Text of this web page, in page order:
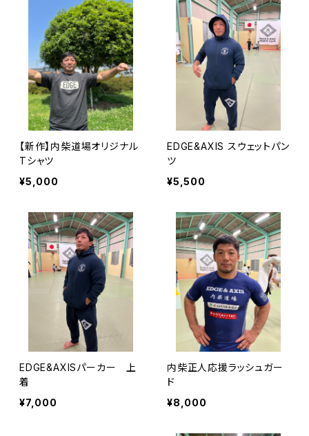
【新作】内柴道場オリジナル
Tシャツ
¥5,000
EDGE&AXIS スウェットパン
ツ
¥5,500
EDGE&AXISパーカー 上
着
¥7,000
内柴正人応援ラッシュガー
ド
¥8,000